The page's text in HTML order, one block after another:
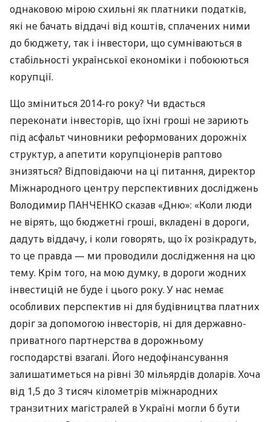
однаковою мірою схильні як платники податків,
які не бачать віддачі від коштів, сплачених ними
до бюджету, так і інвестори, що сумніваються в
стабільності української економіки і побоюються
корупції.
Що зміниться 2014-го року? Чи вдасться
переконати інвесторів, що їхні гроші не зариють
під асфальт чиновники реформованих дорожніх
структур, а апетити корупціонерів раптово
знизяться? Відповідаючи на ці питання, директор
Міжнародного центру перспективних досліджень
Володимир ПАНЧЕНКО сказав «Дню»: «Коли люди
не вірять, що бюджетні гроші, вкладені в дороги,
дадуть віддачу, і коли говорять, що їх розікрадуть,
то це правда — ми проводили дослідження на цю
тему. Крім того, на мою думку, в дороги жодних
інвестицій не буде і цього року. У нас немає
особливих перспектив ні для будівництва платних
доріг за допомогою інвесторів, ні для державно-
приватного партнерства в дорожньому
господарстві взагалі. Його недофінансування
залишатиметься на рівні 30 мільярдів доларів. Хоча
від 1,5 до 3 тисяч кілометрів міжнародних
транзитних магістралей в Україні могли б бути